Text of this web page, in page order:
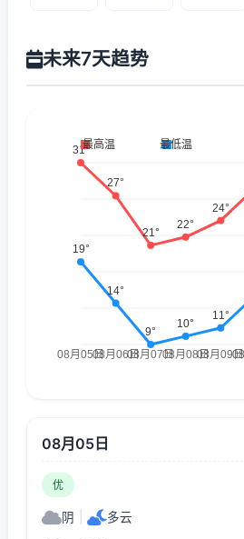
未来7天趋势
08月05日
优
阴 多云